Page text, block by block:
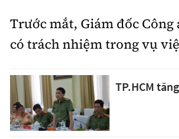
Trước mắt, Giám đốc Công
có trách nhiệm trong vụ
TP.HCM